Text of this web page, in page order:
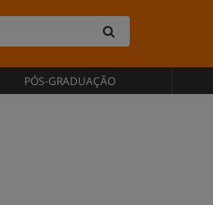
PÓS-GRADUAÇÃO